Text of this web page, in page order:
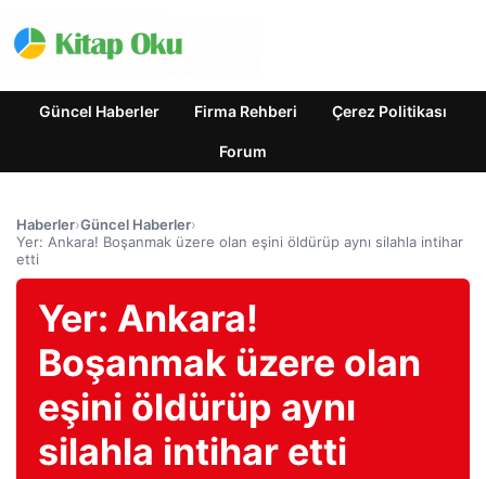
Güncel Haberler Firma Rehberi Çerez Politikası
Forum
Haberler›Güncel Haberler›
Yer: Ankara! Boşanmak üzere olan eşini öldürüp aynı silahla intihar
etti
Yer: Ankara!
Boşanmak üzere olan
eşini öldürüp aynı
silahla intihar etti